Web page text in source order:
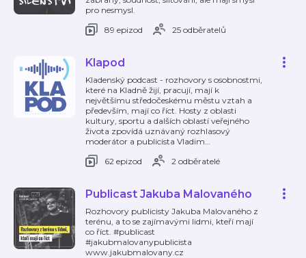
pro nesmysl.
89 epizod
25 odběratelů
Klapod
Kladenský podcast - rozhovory s osobnostmi,
které na Kladně žijí, pracují, mají k
největšímu středočeskému městu vztah a
především, mají co říct. Hosty z oblasti
kultury, sportu a dalších oblastí veřejného
života zpovídá uznávaný rozhlasový
moderátor a publicista Vladim…
62 epizod
2 odběratelé
Publicast Jakuba Malovaného
Rozhovory publicisty Jakuba Malovaného z
terénu, a to se zajímavými lidmi, kteří mají
co říct. #publicast
#jakubmalovanypublicista
www.jakubmalovany.cz